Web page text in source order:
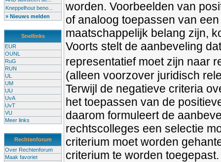
Kneppelhout beno...
» Nieuws melden
Snellinks
EUR
OUNL
RuG
RUN
UL
UM
UU
UvA
UvT
VU
Meer links
Rechtenforum
Over Rechtenforum
Maak favoriet
worden. Voorbeelden van
of analoog toepassen van
maatschappelijk belang zijn,
Voorts stelt de aanbeveling
representatief moet zijn naar
(alleen voorzover juridisch
Terwijl de negatieve criteria
het toepassen van de
daarom formuleert de
rechtscolleges een selectie
criterium moet worden
criterium te worden toegepast.